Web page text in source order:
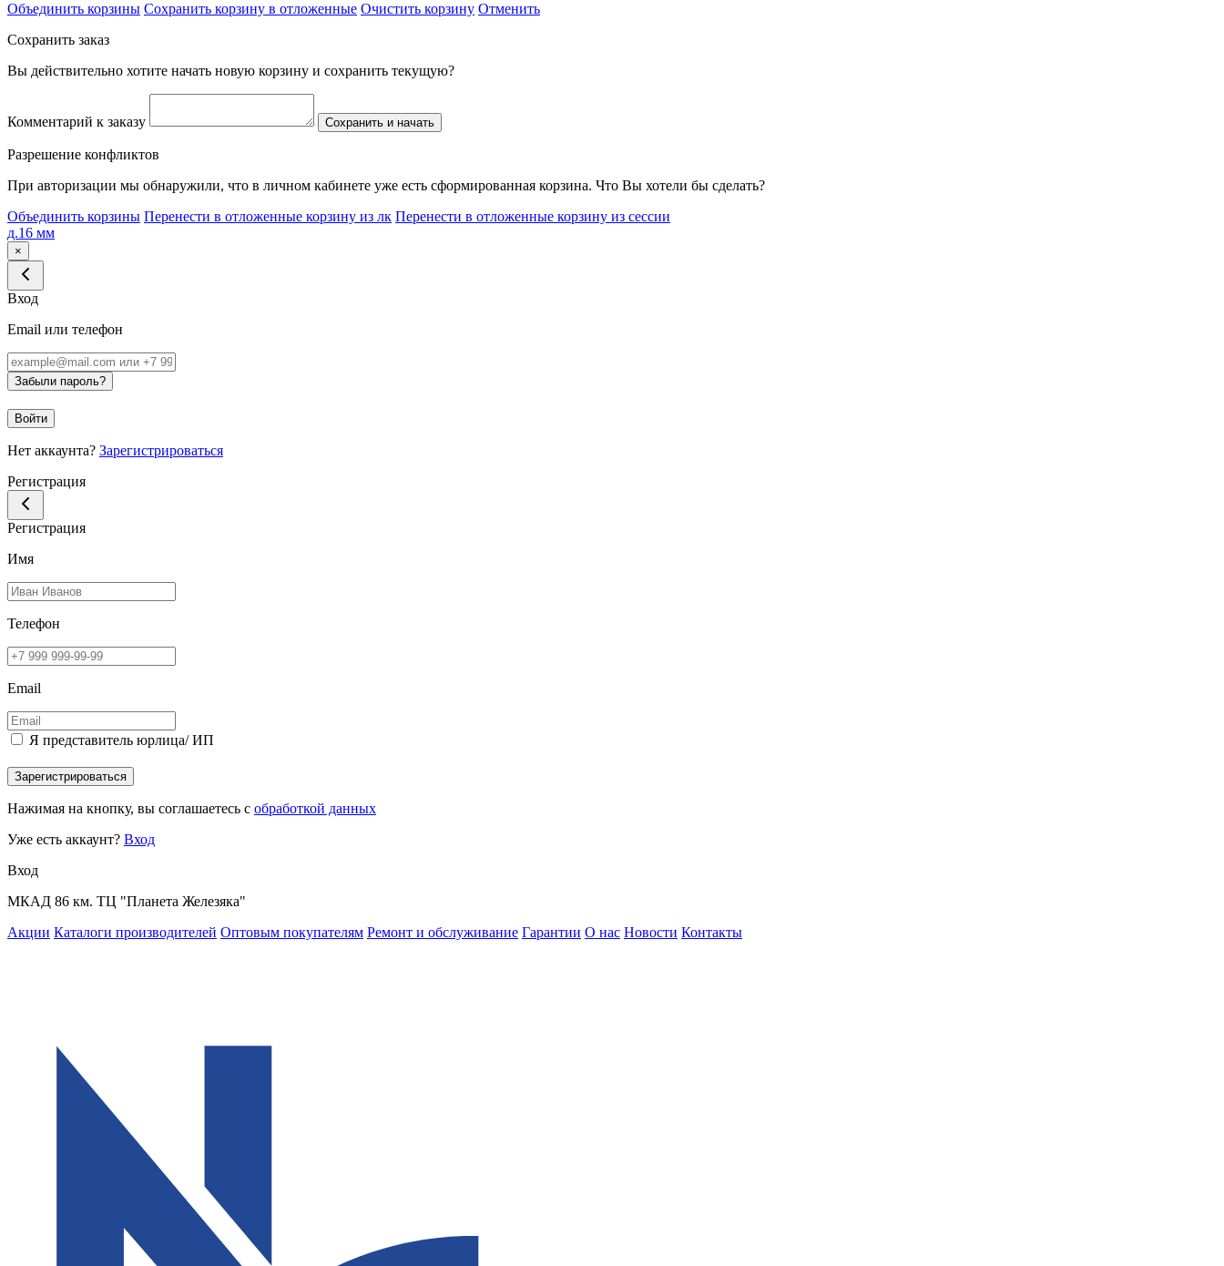
Объединить корзины Сохранить корзину в отложенные Очистить корзину Отменить
Сохранить заказ
Вы действительно хотите начать новую корзину и сохранить текущую?
Комментарий к заказу Сохранить и начать
Разрешение конфликтов
При авторизации мы обнаружили, что в личном кабинете уже есть сформированная корзина. Что Вы хотели бы сделать?
Объединить корзины Перенести в отложенные корзину из лк Перенести в отложенные корзину из сессии
д.16 мм
×
Вход
Email или телефон
Забыли пароль?
Войти
Нет аккаунта? Зарегистрироваться
Регистрация
Регистрация
Имя
Телефон
Email
Я представитель юрлица/ ИП
Зарегистрироваться
Нажимая на кнопку, вы соглашаетесь с обработкой данных
Уже есть аккаунт? Вход
Вход
МКАД 86 км. ТЦ "Планета Железяка"
Акции Каталоги производителей Оптовым покупателям Ремонт и обслуживание Гарантии О нас Новости Контакты